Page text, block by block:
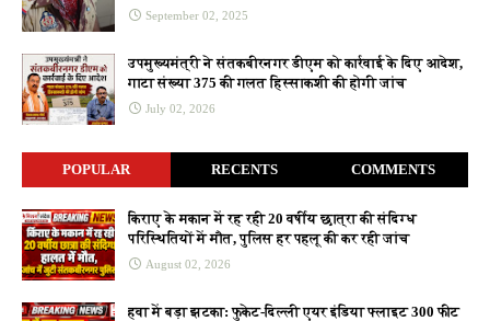
September 02, 2025
उपमुख्यमंत्री ने संतकबीरनगर डीएम को कार्रवाई के दिए आदेश,
गाटा संख्या 375 की गलत हिस्साकशी की होगी जांच
July 02, 2026
POPULAR RECENTS COMMENTS
किराए के मकान में रह रही 20 वर्षीय छात्रा की संदिग्ध
परिस्थितियों में मौत, पुलिस हर पहलू की कर रही जांच
August 02, 2026
हवा में बड़ा झटका: फुकेट-दिल्ली एयर इंडिया फ्लाइट 300 फीट